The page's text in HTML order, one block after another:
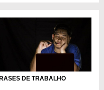
DE TRABALHO